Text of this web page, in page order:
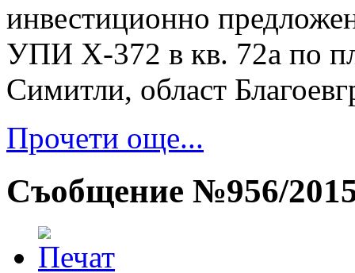
инвестиционно
УПИ Х-372 в кв. 72а по
Симитли, област
Прочети още...
Съобщение №956/